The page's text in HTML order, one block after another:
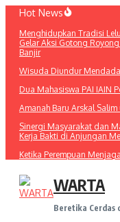
Lewati
konten
Hot News
Menghidupkan Tradisi
Gelar Aksi Gotong
Banjir
Wisuda Diundur
Dua Mahasiswa PAI IAIN
Amanah Baru Arskal
Sinergi Masyarakat dan
Kerja Bakti di Anjungan
Ketika Perempuan
WARTA
Beretika Cerdas